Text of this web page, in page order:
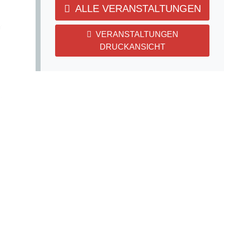
ALLE VERANSTALTUNGEN
VERANSTALTUNGEN
DRUCKANSICHT